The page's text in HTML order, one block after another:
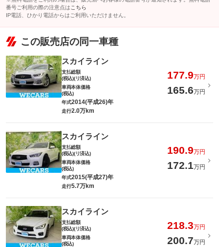
番号ご利用の際の注意点は こちら
IP電話、ひかり電話からはご利用いただけません。
この販売店の同一車種
スカイライン
支払総額
(税込)(リ済込)
177.9万円
車両本体価格
(税込)
165.6万円
年式2014(平成26)年
走行2.0万km
スカイライン
支払総額
(税込)(リ済込)
190.9万円
車両本体価格
(税込)
172.1万円
年式2015(平成27)年
走行5.7万km
スカイライン
支払総額
(税込)(リ済込)
218.3万円
車両本体価格
(税込)
200.7万円